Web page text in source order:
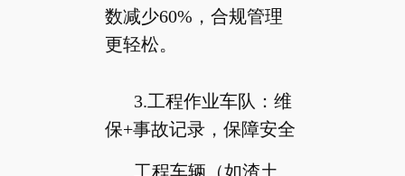
数减少60%，合规管理
更轻松。
3.工程作业车队：维
保+事故记录，保障安全
工程车辆（如渣土